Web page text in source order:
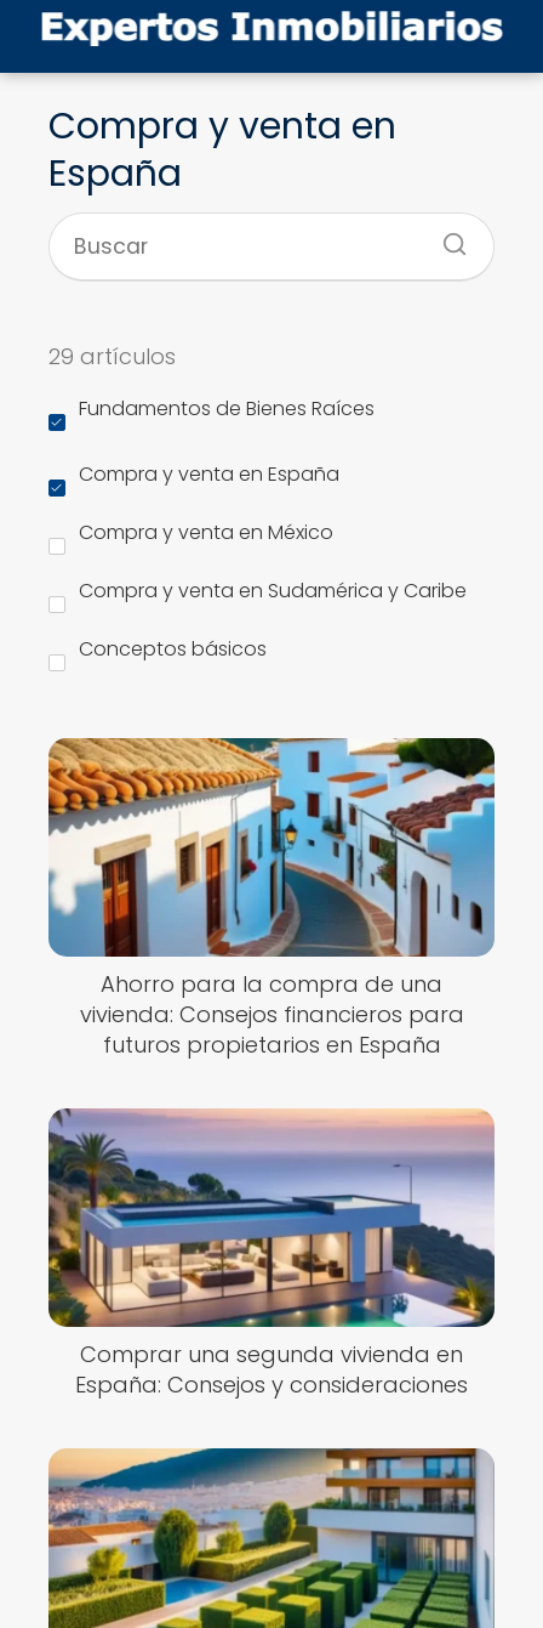
Compra y venta en
España
29 artículos
Fundamentos de Bienes Raíces
Compra y venta en España
Compra y venta en México
Compra y venta en Sudamérica y Caribe
Conceptos básicos
Ahorro para la compra de una
vivienda: Consejos financieros para
futuros propietarios en España
Comprar una segunda vivienda en
España: Consejos y consideraciones